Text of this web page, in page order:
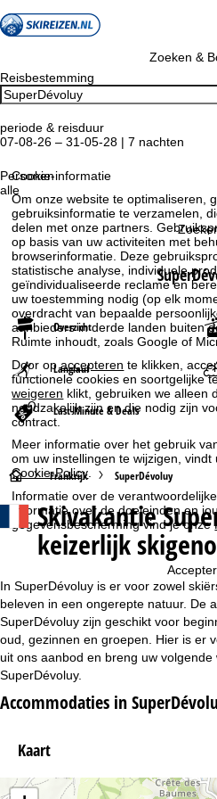
Cookie-informatie
Om onze website te optimaliseren,
gebruiksinformatie te verzamelen,
delen met onze partners.
op basis van uw activiteiten met
browserinformatie. Deze
statistische analyse, individuele
geïndividualiseerde reclame en
uw toestemming nodig (op elk
overdracht van bepaalde
aanbieders in derde landen buiten
Ruimte inhoudt, zoals Google of
Door opaccepteren te klikken,
functionele cookies en soortgelijke
weigeren klikt, gebruiken we alleen
noodzakelijk zijn en die nodig zijn
contract.
Meer informatie over het gebruik
om uw instellingen te wijzigen,
Cookie-Policy
Informatie over de
Informatie over de doeleinden en
gegevensbescherming vind je onze
Zoeken &
Reisbestemming
periode & reisduur
07-08-26 – 31-05-28 | 7 nachten
Personen
alle
Overzicht
Langlauf
Last-Minute & Deals
S
t
r
t
p
Frankrijk SuperDévoluy
Skivakantie
keizerlijk
In SuperDévoluy is er voor zowel
beleven in een ongerepte natuur. De
SuperDévoluy zijn geschikt voor
oud, gezinnen en groepen. Hier is er
uit ons aanbod en breng uw volgende
SuperDévoluy.
Accommodaties in
Kaart